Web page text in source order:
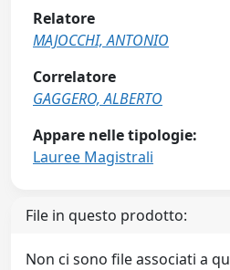
Relatore
MAJOCCHI, ANTONIO
Correlatore
GAGGERO, ALBERTO
Appare nelle tipologie:
Lauree Magistrali
File in questo prodotto:
Non ci sono file associati a